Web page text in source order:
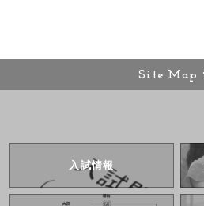
Site Map
入試情報